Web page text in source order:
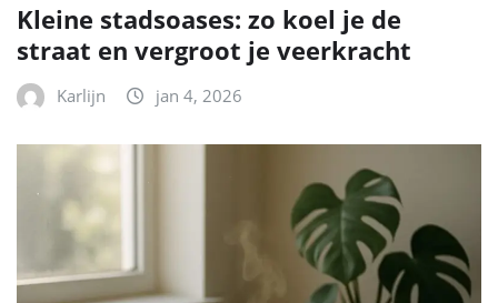
Kleine stadsoases: zo koel je de
straat en vergroot je veerkracht
Karlijn jan 4, 2026